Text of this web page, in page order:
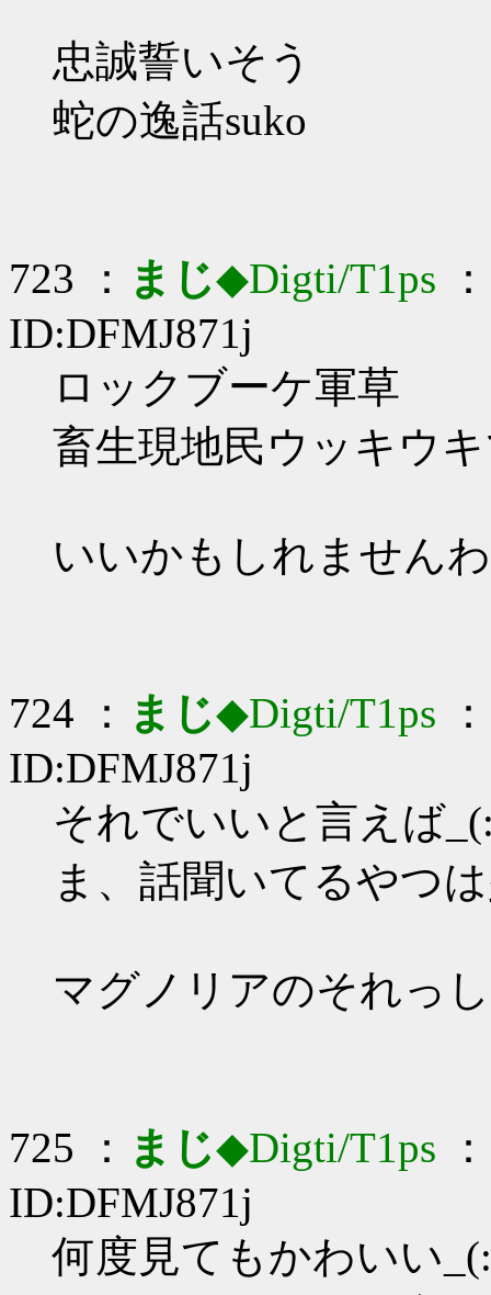
忠誠誓いそう
蛇の逸話suko
723 ： まじ◆Digti/T1ps
ID:DFMJ871j
ロックブーケ軍草
畜生現地民ウッキウ
いいかもしれませんわ
724 ： まじ◆Digti/T1ps
ID:DFMJ871j
それでいいと言えば
ま、話聞いてるやつ
マグノリアのそれっ
725 ： まじ◆Digti/T1ps
ID:DFMJ871j
何度見てもかわいい